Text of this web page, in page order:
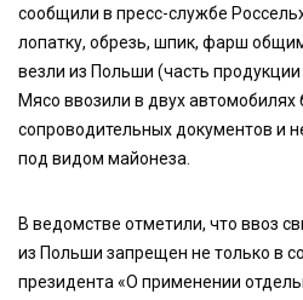
сообщили в пресс-службе
лопатку, обрезь, шпик, фарш
везли из Польши (часть
Мясо ввозили в двух автомобилях
сопроводительных документов и
под видом майонеза.
В ведомстве отметили, что ввоз
из Польши запрещен не только в
президента «О применении